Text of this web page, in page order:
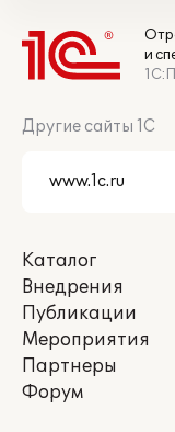
и
Другие сайты 1С
Каталог
Внедрения
Публикации
Мероприятия
Партнеры
Форум